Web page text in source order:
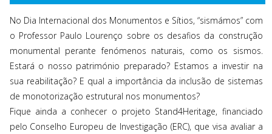
No Dia Internacional dos Monumentos e Sítios, “sismámos” com
o Professor Paulo Lourenço sobre os desafios da construção
monumental perante fenómenos naturais, como os sismos.
Estará o nosso património preparado? Estamos a investir na
sua reabilitação? E qual a importância da inclusão de sistemas
de monotorização estrutural nos monumentos?
Fique ainda a conhecer o projeto Stand4Heritage, financiado
pelo Conselho Europeu de Investigação (ERC), que visa avaliar a